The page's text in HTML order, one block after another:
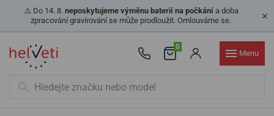
⚠️ Do 14. 8. neposkytujeme výměnu baterií na počkánía doba
zpracování gravírování se může prodloužit. Omlouváme se.
0
Menu